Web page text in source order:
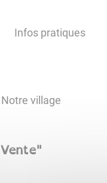
Infos pratiques
Notre village
Vente"